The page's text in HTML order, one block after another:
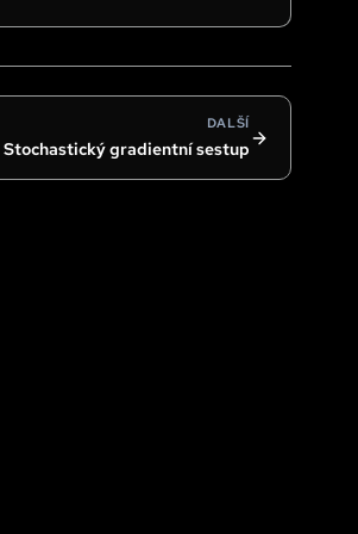
DALŠÍ
Stochastický gradientní sestup